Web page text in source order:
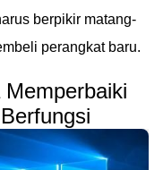
berpikir matang-
perangkat baru.